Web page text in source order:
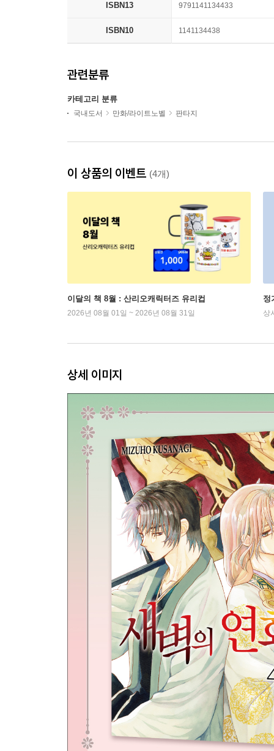
ISBN13 9791141134433
ISBN10 1141134438
관련분류
카테고리 분류
국내도서 만화/라이트노벨 판타지
이 상품의 이벤트 (4개)
이달의 책 8월 : 산리오캐릭터즈 유리컵
2026년 08월 01일 ~ 2026년 08월 31일
정
상
상세 이미지